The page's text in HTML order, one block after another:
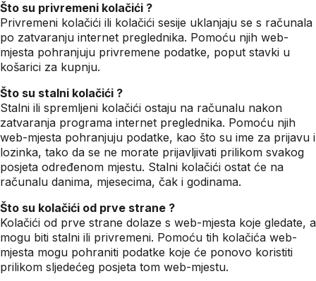
Što su privremeni kolačići ?
Privremeni kolačići ili kolačići sesije uklanjaju se s računala
po zatvaranju internet preglednika. Pomoću njih web-
mjesta pohranjuju privremene podatke, poput stavki u
košarici za kupnju.
Što su stalni kolačići ?
Stalni ili spremljeni kolačići ostaju na računalu nakon
zatvaranja programa internet preglednika. Pomoću njih
web-mjesta pohranjuju podatke, kao što su ime za prijavu i
lozinka, tako da se ne morate prijavljivati prilikom svakog
posjeta određenom mjestu. Stalni kolačići ostat će na
računalu danima, mjesecima, čak i godinama.
Što su kolačići od prve strane ?
Kolačići od prve strane dolaze s web-mjesta koje gledate, a
mogu biti stalni ili privremeni. Pomoću tih kolačića web-
mjesta mogu pohraniti podatke koje će ponovo koristiti
prilikom sljedećeg posjeta tom web-mjestu.